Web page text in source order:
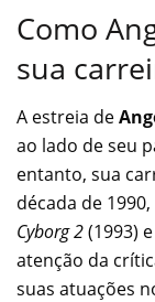
Como
sua
A estreia de
ao lado de seu
entanto, sua
década de
Cyborg 2(1993) e
atenção da
suas atuações